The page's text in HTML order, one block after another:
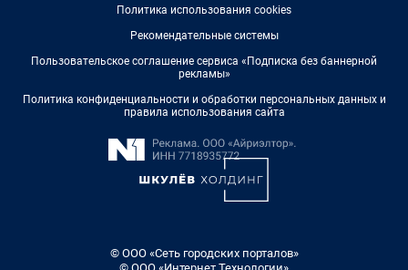
Политика использования cookies
Рекомендательные системы
Пользовательское соглашение сервиса «Подписка без баннерной
рекламы»
Политика конфиденциальности и обработки персональных данных и
правила использования сайта
© ООО «Сеть городских порталов»